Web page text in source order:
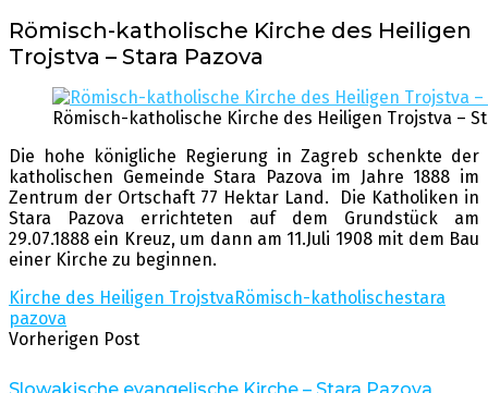
Römisch-katholische Kirche des Heiligen
Trojstva – Stara Pazova
Römisch-katholische Kirche des Heiligen Trojstva –
Die hohe königliche Regierung in Zagreb schenkte der
katholischen Gemeinde Stara Pazova im Jahre 1888 im
Zentrum der Ortschaft 77 Hektar Land. Die Katholiken in
Stara Pazova errichteten auf dem Grundstück am
29.07.1888 ein Kreuz, um dann am 11.Juli 1908 mit dem Bau
einer Kirche zu beginnen.
Kirche des Heiligen TrojstvaRömisch-katholischestara
pazova
Vorherigen Post